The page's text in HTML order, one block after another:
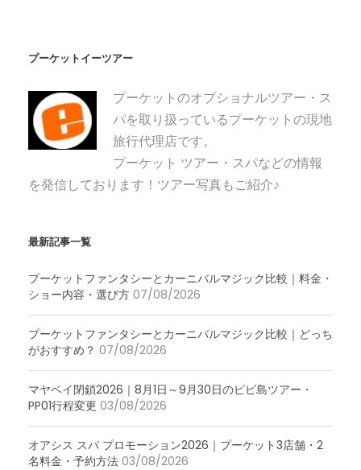
プーケットイーツアー
プーケットのオプショナルツアー・ス
パを取り扱っているプーケットの現地
旅行代理店です。
プーケット ツアー・スパなどの情報
を発信しております！ツアー写真もご紹介♪
最新記事一覧
プーケットファンタシーとカーニバルマジック比較｜料金・
ショー内容・選び方 07/08/2026
プーケットファンタシーとカーニバルマジック比較｜どっち
がおすすめ？ 07/08/2026
マヤベイ閉鎖2026｜8月1日～9月30日のピピ島ツアー・
PP01行程変更 03/08/2026
オアシス スパ プロモーション2026｜プーケット3店舗・2
名料金・予約方法 03/08/2026